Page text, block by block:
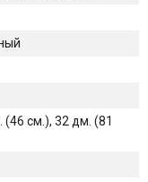
см.), 32 дм. (81